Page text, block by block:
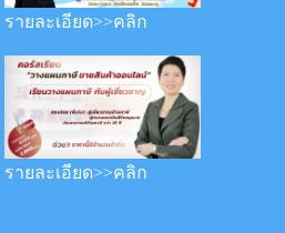
รายละเอียด>>คลิก
รายละเอียด>>คลิก